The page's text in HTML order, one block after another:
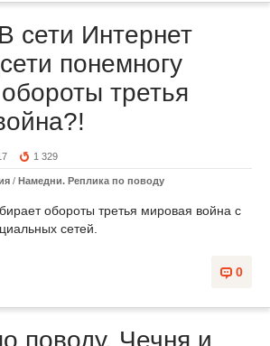
сети Интернет
понемногу
третья
1 329
/ Намедни. Реплика по поводу
обороты третья мировая война с
сетей.
0
поводу. Чечня и